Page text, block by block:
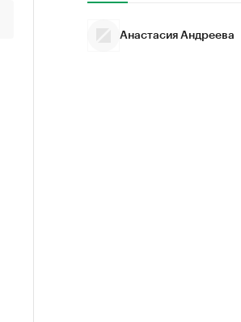
Анастасия Андреева